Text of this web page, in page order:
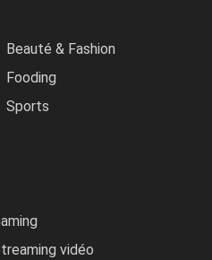
Beauté & Fashion
Fooding
Sports
vidéo